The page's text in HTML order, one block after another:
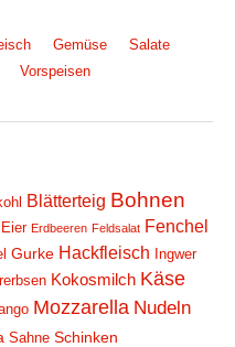
Gemüse
Salate
Vorspeisen
Blätterteig Bohnen
Eier Erdbeeren Feldsalat Fenchel
Gurke Hackfleisch Ingwer
Kokosmilch Käse
Mozzarella Nudeln
Sahne Schinken